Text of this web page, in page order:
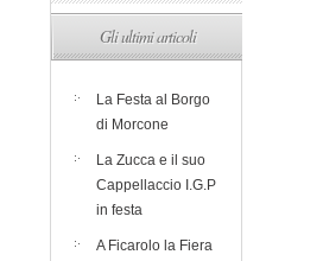
Gli ultimi articoli
La Festa al Borgo
di Morcone
La Zucca e il suo
Cappellaccio I.G.P
in festa
A Ficarolo la Fiera